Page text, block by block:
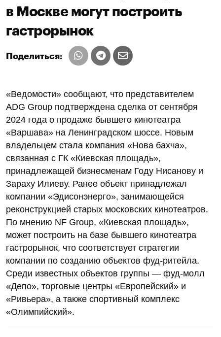
в Москве могут построить
гастрорынок
Поделиться:
«Ведомости» сообщают, что представителем
ADG Group подтверждена сделка от сентября
2024 года о продаже бывшего кинотеатра
«Варшава» на Ленинградском шоссе. Новым
владельцем стала компания «Нова бахча»,
связанная с ГК «Киевская площадь»,
принадлежащей бизнесменам Году Нисанову и
Зараху Илиеву. Ранее объект принадлежал
компании «Эдисонэнерго», занимающейся
реконструкцией старых московских кинотеатров.
По мнению NF Group, «Киевская площадь»,
может построить на базе бывшего кинотеатра
гастрорынок, что соответствует стратегии
компании по созданию объектов фуд-ритейла.
Среди известных объектов группы — фуд-молл
«Депо», торговые центры «Европейский» и
«Ривьера», а также спортивный комплекс
«Олимпийский».